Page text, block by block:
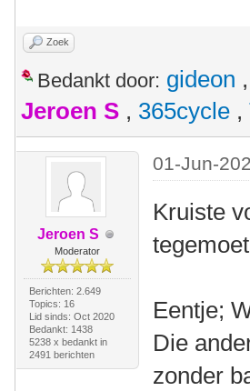
Zoek
Bedankt door: gideon ,
Jeroen S , 365cycle ,
Jeroen S
Moderator
Berichten: 2.649
Topics: 16
Lid sinds: Oct 2020
Bedankt: 1438
5238 x bedankt in
2491 berichten
01-Jun-
Kruiste
Eentje;
Die
zonder